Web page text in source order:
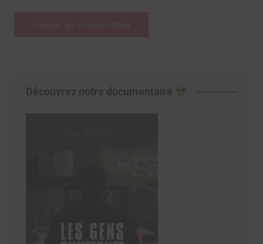
Découvrez notre documentaire